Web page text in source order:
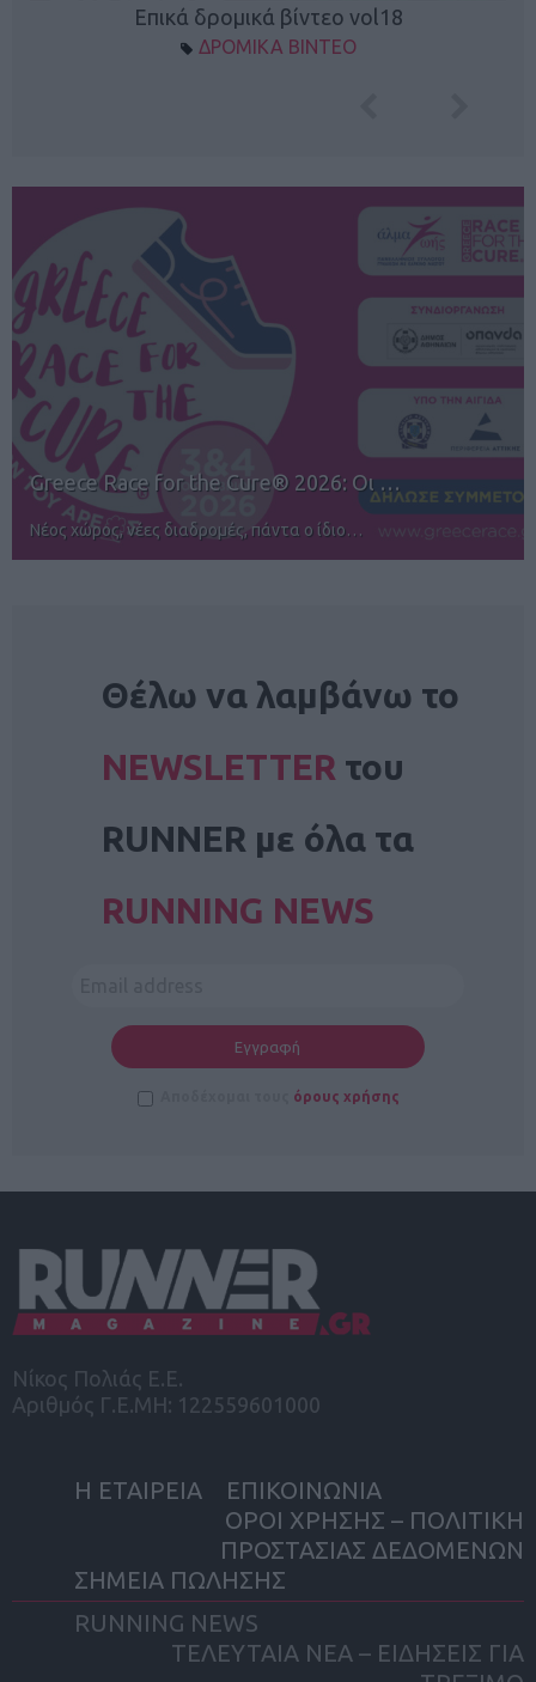
Επικά δρομικά βίντεο vol18
ΔΡΟΜΙΚΑ ΒΙΝΤΕΟ
12ος TUI Rhodes Marathon: Άνοιγμα ε…
Αγώνες για όλους στην Ρόδο
Θέλω να λαμβάνω το
NEWSLETTER του
RUNNER με όλα τα
RUNNING NEWS
όρους χρήσης
Νίκος Πολιάς Ε.Ε.
Αριθμός Γ.Ε.ΜΗ: 122559601000
Η ΕΤΑΙΡΕΙΑ
ΕΠΙΚΟΙΝΩΝΙΑ
ΟΡΟΙ ΧΡΗΣΗΣ – ΠΟΛΙΤΙΚΗ
ΠΡΟΣΤΑΣΙΑΣ ΔΕΔΟΜΕΝΩΝ
ΣΗΜΕΙΑ ΠΩΛΗΣΗΣ
RUNNING NEWS
ΤΕΛΕΥΤΑΙΑ ΝΕΑ – ΕΙΔΗΣΕΙΣ ΓΙΑ